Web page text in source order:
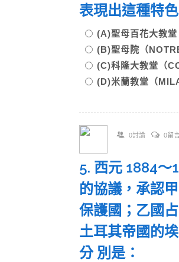
表現出這種特
(A)聖母百花大教
(B)聖母院（
(C)科隆大教堂（
(D)米蘭教堂（
0討論 0留
5. 西元 1884～
的協議，承認
保護國；乙國
土耳其帝國的
分 別是：